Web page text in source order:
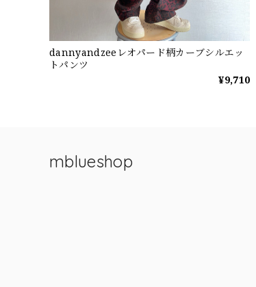
dannyandzeeレオパード柄カーブシルエッ
トパンツ
¥9,710
mblueshop